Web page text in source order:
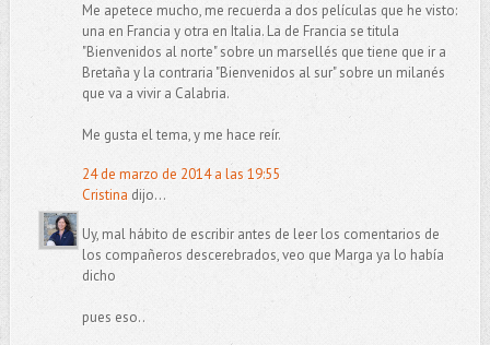
Me apetece mucho, me recuerda a dos películas que he visto:
una en Francia y otra en Italia. La de Francia se titula
"Bienvenidos al norte" sobre un marsellés que tiene que ir a
Bretaña y la contraria "Bienvenidos al sur" sobre un milanés
que va a vivir a Calabria.
Me gusta el tema, y me hace reír.
24 de marzo de 2014 a las 19:55
Cristina dijo...
Uy, mal hábito de escribir antes de leer los comentarios de
los compañeros descerebrados, veo que Marga ya lo había
dicho
pues eso..